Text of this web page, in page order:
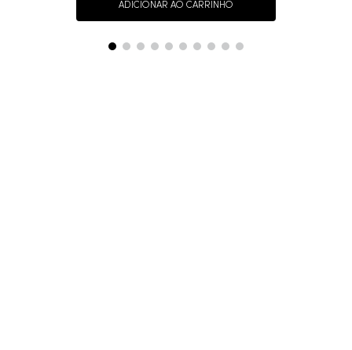
ADICIONAR AO CARRINHO